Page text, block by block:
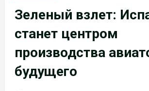
Зеленый взлет:
станет центром
производства
будущего